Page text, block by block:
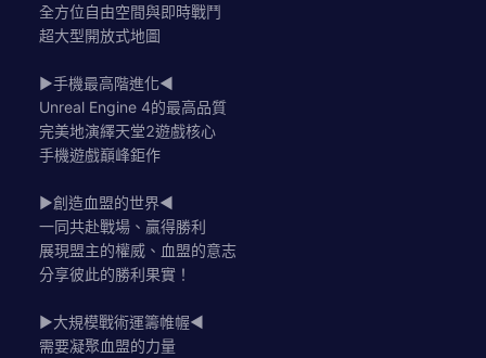
全方位自由空間與即時戰鬥
超大型開放式地圖
▶手機最高階進化◀
Unreal Engine 4的最高品質
完美地演繹天堂2遊戲核心
手機遊戲巔峰鉅作
▶創造血盟的世界◀
一同共赴戰場、贏得勝利
展現盟主的權威、血盟的意志
分享彼此的勝利果實！
▶大規模戰術運籌帷幄◀
需要凝聚血盟的力量